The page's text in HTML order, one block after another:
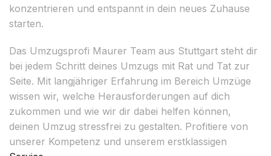
konzentrieren und entspannt in dein neues Zuhause
starten.
Das Umzugsprofi Maurer Team aus Stuttgart steht dir
bei jedem Schritt deines Umzugs mit Rat und Tat zur
Seite. Mit langjähriger Erfahrung im Bereich Umzüge
wissen wir, welche Herausforderungen auf dich
zukommen und wie wir dir dabei helfen können,
deinen Umzug stressfrei zu gestalten. Profitiere von
unserer Kompetenz und unserem erstklassigen